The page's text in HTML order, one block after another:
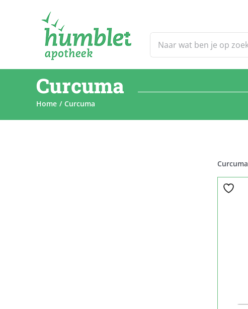
naar:
Curcuma
Home Curcuma
Curcuma